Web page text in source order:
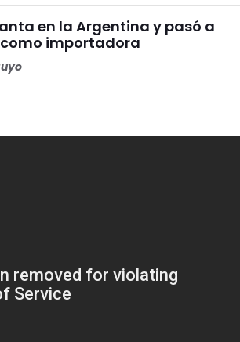
en la Argentina y pasó a
importadora